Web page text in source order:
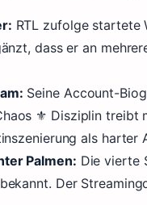
RTL zufolge startete
dass er an
Seine Account-
⚜️ Disziplin treibt
als harter
Palmen: Die vierte
Der